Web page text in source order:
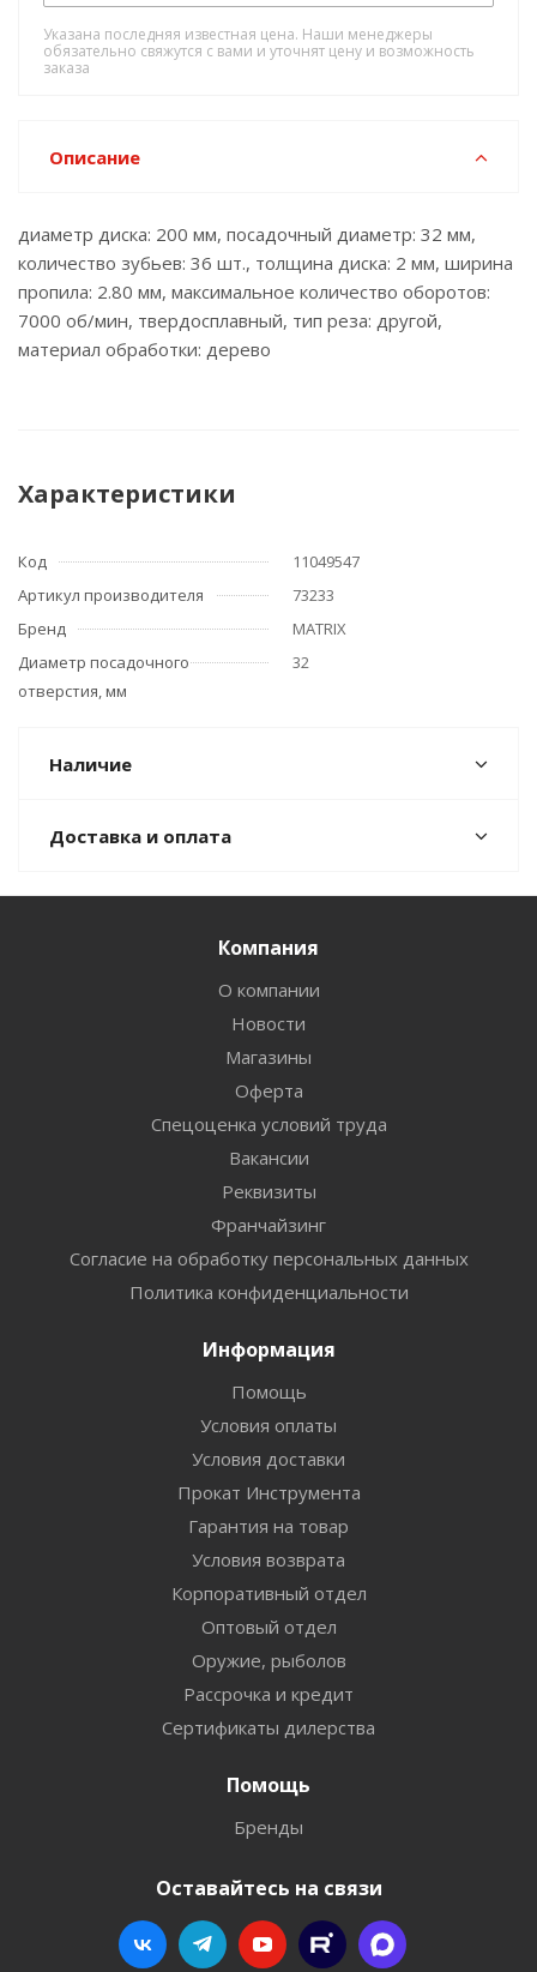
Указана последняя известная цена. Наши менеджеры
обязательно свяжутся с вами и уточнят цену и возможность
заказа
Описание
диаметр диска: 200 мм, посадочный диаметр: 32 мм,
количество зубьев: 36 шт., толщина диска: 2 мм, ширина
пропила: 2.80 мм, максимальное количество оборотов:
7000 об/мин, твердосплавный, тип реза: другой,
материал обработки: дерево
Характеристики
Код
11049547
Артикул производителя
73233
Бренд
MATRIX
Диаметр посадочного
отверстия, мм
32
Наличие
Доставка и оплата
Компания
О компании
Новости
Магазины
Оферта
Спецоценка условий труда
Вакансии
Реквизиты
Франчайзинг
Согласие на обработку персональных данных
Политика конфиденциальности
Информация
Помощь
Условия оплаты
Условия доставки
Прокат Инструмента
Гарантия на товар
Условия возврата
Корпоративный отдел
Оптовый отдел
Оружие, рыболов
Рассрочка и кредит
Сертификаты дилерства
Помощь
Бренды
Оставайтесь на связи